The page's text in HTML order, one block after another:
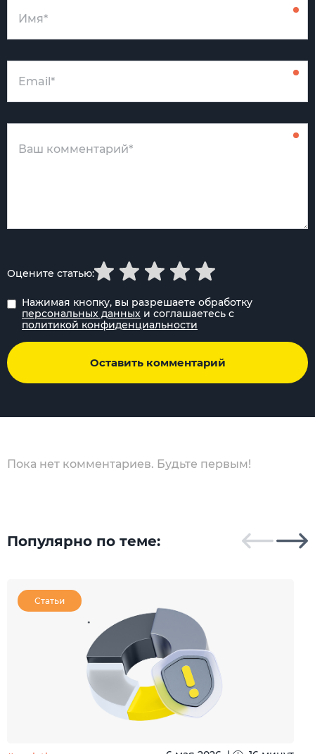
Нажимая кнопку, вы разрешаете обработку
персональных данных и соглашаетесь с
политикой конфиденциальности
Оставить комментарий
Оцените статью:
Пока нет комментариев. Будьте первым!
Популярно по теме:
Статьи